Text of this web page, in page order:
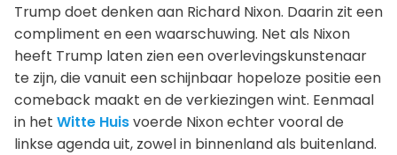
Trump doet denken aan Richard Nixon. Daarin zit een
compliment en een waarschuwing. Net als Nixon
heeft Trump laten zien een overlevingskunstenaar
te zijn, die vanuit een schijnbaar hopeloze positie een
comeback maakt en de verkiezingen wint. Eenmaal
in het Witte Huisvoerde Nixon echter vooral de
linkse agenda uit, zowel in binnenland als buitenland.